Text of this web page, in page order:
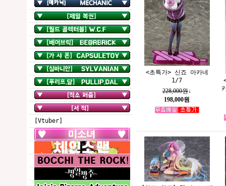
[Vtuber]
<초특가> 신죠 아카네
1/7
228,000원↓
198,000원